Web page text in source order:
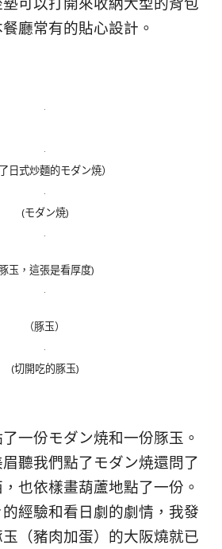
廳常有的貼心設計。
了日式炒麵的モダン焼）
(モダン焼)
玉，這張是看厚度)
（豚玉）
(切開吃的豚玉)
份モダン焼和一份豚玉。
聽我們點了モダン焼還問了
也依樣畫葫蘆地點了一份。
經驗和看日劇的劇情，我發
（豬肉加蛋）的大阪燒就已